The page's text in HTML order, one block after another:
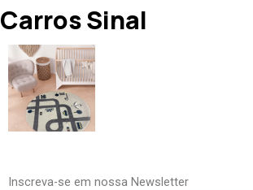
Carros Sinal
Inscreva-se em nossa Newsletter